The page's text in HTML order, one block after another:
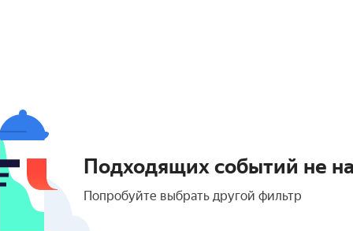
Подходящих событий не
Попробуйте выбрать другой фильтр